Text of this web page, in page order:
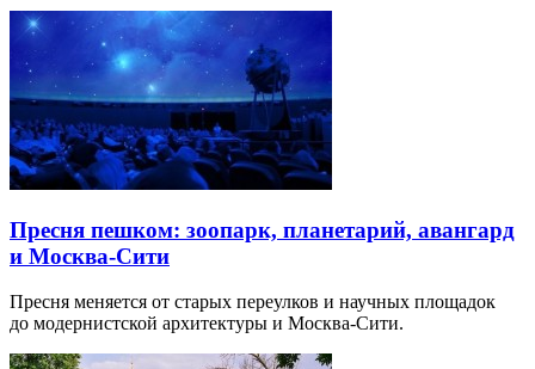
Пресня пешком: зоопарк, планетарий, авангард
и Москва-Сити
Пресня меняется от старых переулков и научных площадок
до модернистской архитектуры и Москва-Сити.